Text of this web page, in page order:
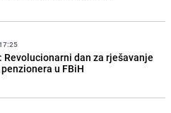
Revolucionarni dan za rješavanje
u FBiH